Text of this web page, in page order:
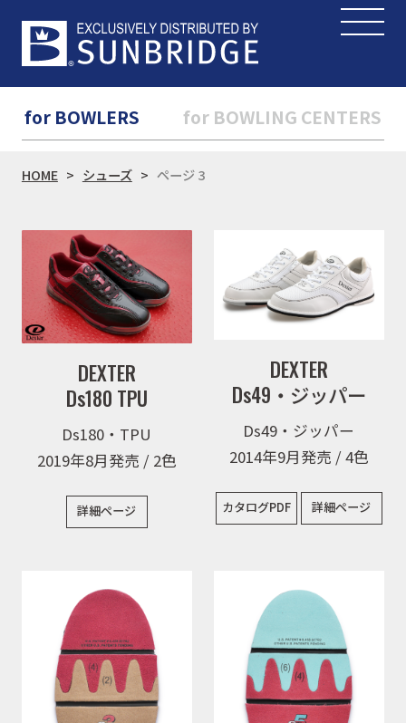
for BOWLERS for BOWLING CENTERS
HOME シューズ ページ 3
DEXTER
Ds180 TPU
Ds180・TPU
2019年8月発売 / 2色
詳細ページ
DEXTER
Ds49・ジッパー
Ds49・ジッパー
2014年9月発売 / 4色
カタログPDF 詳細ページ